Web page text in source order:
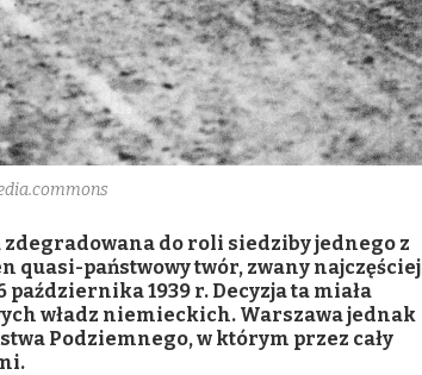
zdegradowana do roli siedziby jednego z
quasi-państwowy twór, zwany najczęściej
1939 r. Decyzja ta miała
władz niemieckich. Warszawa jednak
Podziemnego, w którym przez cały